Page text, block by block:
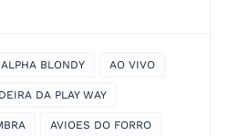
ALPHA BLONDY AO VIVO
DA PLAY WAY
AVIOES DO FORRO